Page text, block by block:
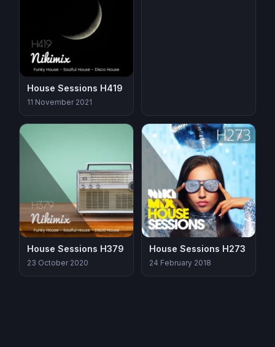
House Sessions H419
11 November 2021
House Sessions H379
23 October 2020
House Sessions H273
24 February 2018